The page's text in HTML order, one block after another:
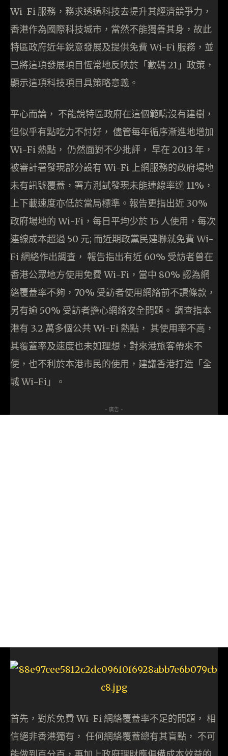
Wi-Fi 服務，務求透過科技去提升其經濟競爭力，
香港作為國際科技城市，當然不能獨善其身，故此
特區政府近年銳意發展及提供免費 Wi-Fi 服務，並
已將這項發展項目恆常地反映於「數碼 21」政策，
顯示這項科技項目具策略意義。
平心而論， 不能說特區政府在這個範疇沒有建樹，
但似乎有點吃力不討好， 儘管每年循序漸進地增加
Wi-Fi 熱點， 仍然面對不少批評， 早在 2013 年，
被審計署發現部分設有 Wi-Fi 上網服務的政府場地
未有訊號覆蓋，署方測試發現未能連線率達 11%，
上下載速度亦低於當局標準。報告更指出近 30%
政府場地的 Wi-Fi，每日平均少於 15 人使用，每次
連線成本超過 50 元; 而近期政黨民建聯就免費 Wi-
Fi 網絡作出調查， 報告指出有近 60% 受訪者曾在
香港公眾地方使用免費 Wi-Fi，當中 80% 認為網
絡覆蓋率不夠，70% 受訪者使用網絡前不讀條款，
另有逾 50% 受訪者擔心網絡安全問題。 調查指本
港有 3.2 萬多個公共 Wi-Fi 熱點， 其使用率不高，
其覆蓋率及速度也未如理想，對來港旅客帶來不
便，也不利於本港市民的使用，建議香港打造「全
城 Wi-Fi」。
- 廣告 -
首先，對於免費 Wi-Fi 網絡覆蓋率不足的問題， 相
信絕非香港獨有， 任何網絡覆蓋總有其盲點， 不可